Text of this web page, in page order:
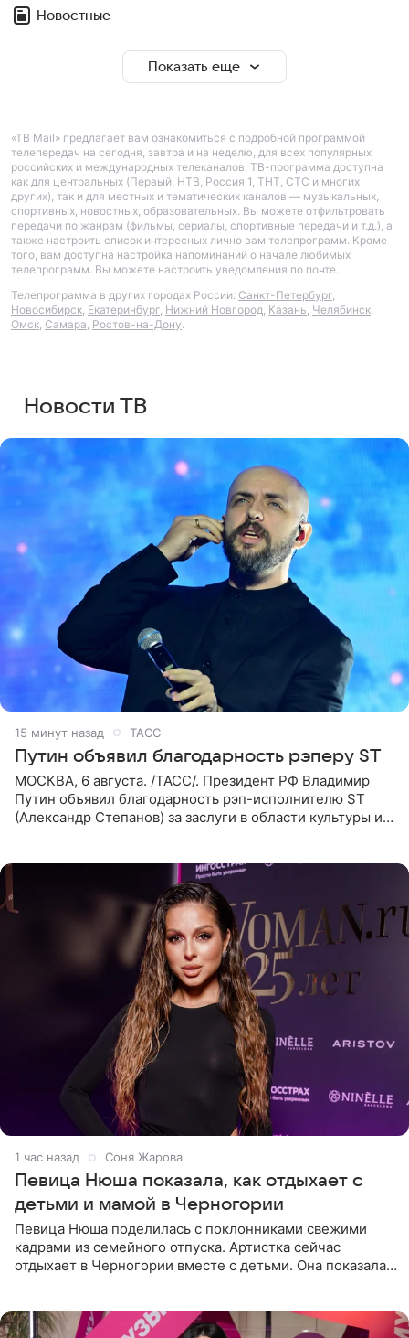
Новостные
Показать еще
«ТВ Mail» предлагает вам ознакомиться с подробной программой
телепередач на сегодня, завтра и на неделю, для всех популярных
российских и международных телеканалов. ТВ-программа доступна
как для центральных (Первый, НТВ, Россия 1, ТНТ, СТС и многих
других), так и для местных и тематических каналов — музыкальных,
спортивных, новостных, образовательных. Вы можете отфильтровать
передачи по жанрам (фильмы, сериалы, спортивные передачи и т.д.), а
также настроить список интересных лично вам телепрограмм. Кроме
того, вам доступна настройка напоминаний о начале любимых
телепрограмм. Вы можете настроить уведомления по почте.
Телепрограмма в других городах России: Санкт-Петербург,
Новосибирск, Екатеринбург, Нижний Новгород, Казань, Челябинск,
Омск, Самара, Ростов-на-Дону.
Новости ТВ
15 минут назад ТАСС
Путин объявил благодарность рэперу ST
МОСКВА, 6 августа. /ТАСС/. Президент РФ Владимир
Путин объявил благодарность рэп-исполнителю ST
(Александр Степанов) за заслуги в области культуры и
1 час назад Соня Жарова
Певица Нюша показала, как отдыхает с
детьми и мамой в Черногории
Певица Нюша поделилась с поклонниками свежими
кадрами из семейного отпуска. Артистка сейчас
отдыхает в Черногории вместе с детьми. Она показала,